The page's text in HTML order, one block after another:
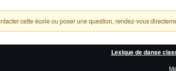
cette école ou poser une question, rendez-vous
Lexique de danse